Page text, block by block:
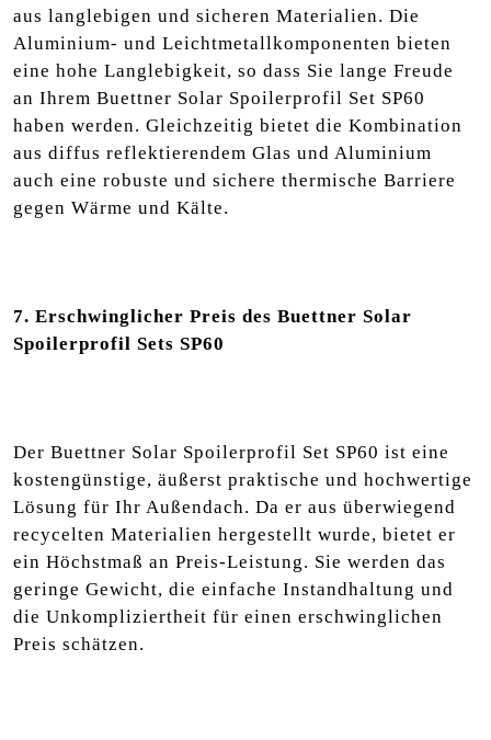
aus langlebigen und sicheren Materialien. Die
Aluminium- und Leichtmetallkomponenten bieten
eine hohe Langlebigkeit, so dass Sie lange Freude
an Ihrem Buettner Solar Spoilerprofil Set SP60
haben werden. Gleichzeitig bietet die Kombination
aus diffus reflektierendem Glas und Aluminium
auch eine robuste und sichere thermische Barriere
gegen Wärme und Kälte.
7. Erschwinglicher Preis des Buettner Solar
Spoilerprofil Sets SP60
Der Buettner Solar Spoilerprofil Set SP60 ist eine
kostengünstige, äußerst praktische und hochwertige
Lösung für Ihr Außendach. Da er aus überwiegend
recycelten Materialien hergestellt wurde, bietet er
ein Höchstmaß an Preis-Leistung. Sie werden das
geringe Gewicht, die einfache Instandhaltung und
die Unkompliziertheit für einen erschwinglichen
Preis schätzen.